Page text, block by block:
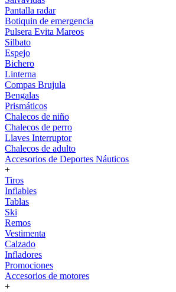
Pantalla radar
Botiquin de emergencia
Pulsera Evita Mareos
Silbato
Espejo
Bichero
Linterna
Compas Brujula
Bengalas
Prismáticos
Chalecos de niño
Chalecos de perro
Llaves Interruptor
Chalecos de adulto
Accesorios de Deportes Náuticos
+
Tiros
Inflables
Tablas
Ski
Remos
Vestimenta
Calzado
Infladores
Promociones
Accesorios de motores
+